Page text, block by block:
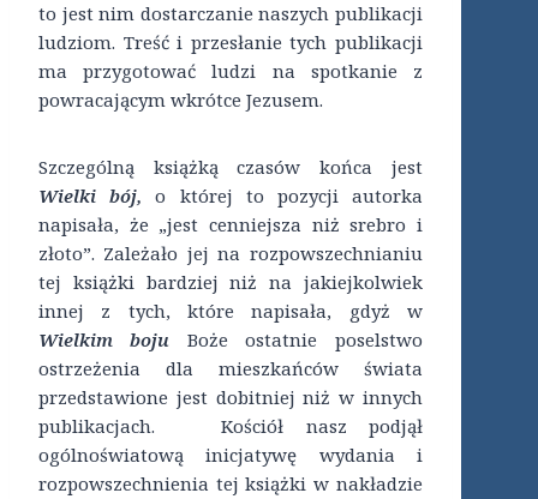
to jest nim dostarczanie naszych publikacji
ludziom. Treść i przesłanie tych publikacji
ma przygotować ludzi na spotkanie z
powracającym wkrótce Jezusem.
Szczególną książką czasów końca jest
Wielki bój, o której to pozycji autorka
napisała, że „jest cenniejsza niż srebro i
złoto”. Zależało jej na rozpowszechnianiu
tej książki bardziej niż na jakiejkolwiek
innej z tych, które napisała, gdyż w
Wielkim boju Boże ostatnie poselstwo
ostrzeżenia dla mieszkańców świata
przedstawione jest dobitniej niż w innych
publikacjach. Kościół nasz podjął
ogólnoświatową inicjatywę wydania i
rozpowszechnienia tej książki w nakładzie